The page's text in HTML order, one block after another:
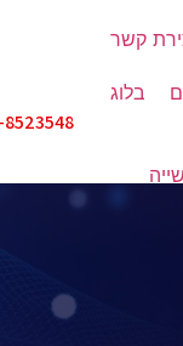
קשר
בלוג
8523548